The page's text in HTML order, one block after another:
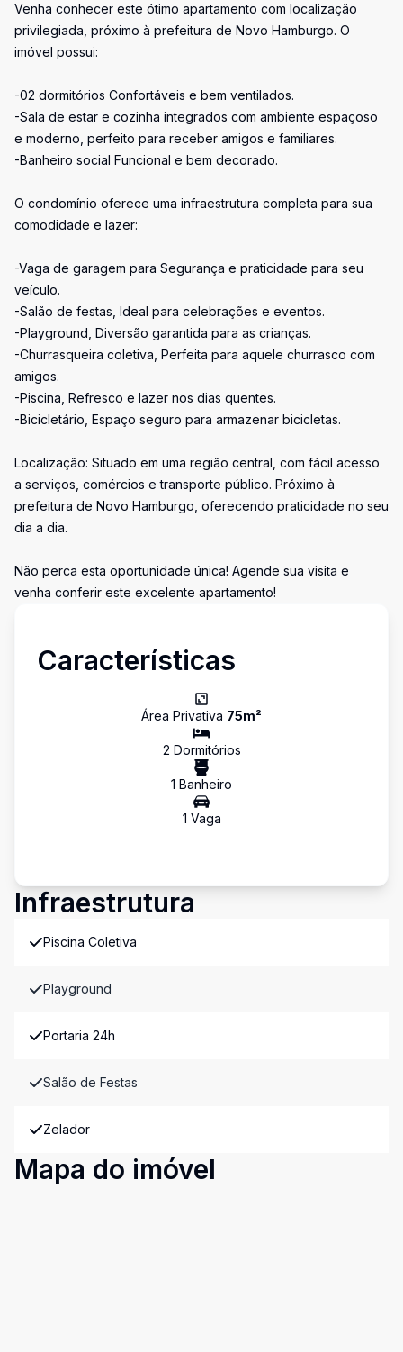
Venha conhecer este ótimo apartamento com localização
privilegiada, próximo à prefeitura de Novo Hamburgo. O
imóvel possui:
-02 dormitórios Confortáveis e bem ventilados.
-Sala de estar e cozinha integrados com ambiente espaçoso
e moderno, perfeito para receber amigos e familiares.
-Banheiro social Funcional e bem decorado.
O condomínio oferece uma infraestrutura completa para sua
comodidade e lazer:
-Vaga de garagem para Segurança e praticidade para seu
veículo.
-Salão de festas, Ideal para celebrações e eventos.
-Playground, Diversão garantida para as crianças.
-Churrasqueira coletiva, Perfeita para aquele churrasco com
amigos.
-Piscina, Refresco e lazer nos dias quentes.
-Bicicletário, Espaço seguro para armazenar bicicletas.
Localização: Situado em uma região central, com fácil acesso
a serviços, comércios e transporte público. Próximo à
prefeitura de Novo Hamburgo, oferecendo praticidade no seu
dia a dia.
Não perca esta oportunidade única! Agende sua visita e
venha conferir este excelente apartamento!
Características
Área Privativa 75m²
2 Dormitórios
1 Banheiro
1 Vaga
Infraestrutura
Piscina Coletiva
Playground
Portaria 24h
Salão de Festas
Zelador
Mapa do imóvel